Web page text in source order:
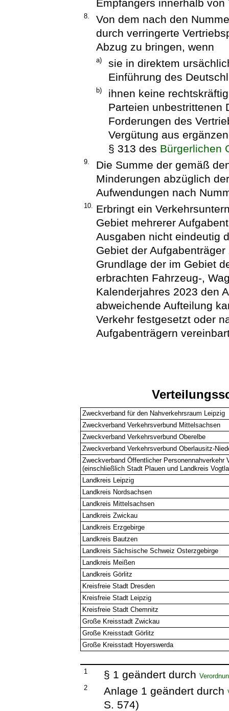
Empfängers innerhalb
8.
Von dem nach den
durch verringerte
Abzug zu bringen, wenn
a)
sie in direktem
Einführung des
b)
ihnen keine
Parteien unbestrittenen
Forderungen des
Vergütung aus
§ 313 des Bürgerlichen
9.
Die Summe der gemäß
Minderungen abzüglich
Aufwendungen nach
10.
Erbringt ein
Gebiet mehrerer
Ausgaben nicht eindeutig
Gebiet der
Grundlage der im Gebiet
erbrachten Fahrzeug-,
Kalenderjahres 2023 den
abweichende Aufteilung
Verkehr festgesetzt oder
Aufgabenträgern
Zweckverband für den Nahverkehrsraum Leipzig
Zweckverband Verkehrsverbund Mittelsachsen
Zweckverband Verkehrsverbund Oberelbe
Zweckverband Verkehrsverbund Oberlausitz-
Zweckverband Öffentlicher Personennahverkehr
(einschließlich Stadt Plauen und Landkreis
Landkreis Leipzig
Landkreis Nordsachsen
Landkreis Mittelsachsen
Landkreis Zwickau
Landkreis Erzgebirge
Landkreis Bautzen
Landkreis Sächsische Schweiz Osterzgebirge
Landkreis Meißen
Landkreis Görlitz
Kreisfreie Stadt Dresden
Kreisfreie Stadt Leipzig
Kreisfreie Stadt Chemnitz
Große Kreisstadt Zwickau
Große Kreisstadt Görlitz
Große Kreisstadt Hoyerswerda
1 § 1 geändert durch
2
Anlage 1 geändert durch
S. 574)